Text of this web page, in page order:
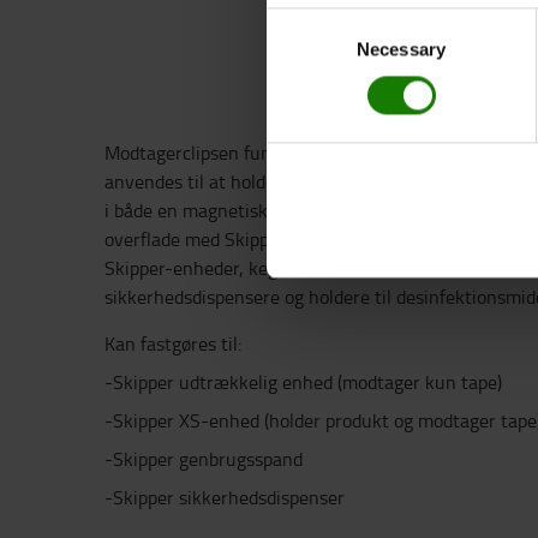
Necessary
Modtagerclipsen fungerer som endepunkt for
anvendes til at holde Skippers ekstraudstyr til
i både en magnetisk og en ikke-magnetisk udgave.
overflade med Skippers modtagerclips. Det afslutter
Skipper-enheder, kegler eller standere. Produkter til
sikkerhedsdispensere og holdere til
Kan fastgøres til:
-Skipper udtrækkelig enhed (modtager kun tape)
-Skipper XS-enhed (holder produkt og modtager
-Skipper genbrugsspand
-Skipper sikkerhedsdispenser